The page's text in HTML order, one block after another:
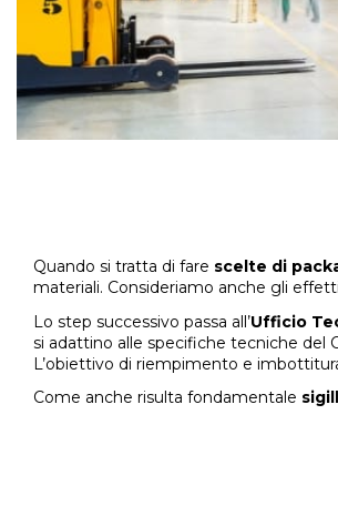
Quando si tratta di fare scelte di
materiali. Consideriamo anche gli
Lo step successivo passa all’Ufficio
si adattino alle specifiche tecniche del
L’obiettivo di riempimento e
Come anche risulta fondamentale